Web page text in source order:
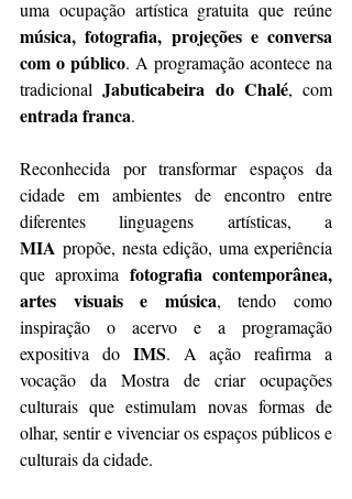
música, fotografia, projeções e conversa
com o público. A programação acontece na
tradicional Jabuticabeira do Chalé , com
entrada franca.
Reconhecida por transformar espaços da
cidade em ambientes de encontro entre
MIA propõe, nesta edição, uma experiência
que aproxima fotografia contemporânea,
artes visuais e música, tendo como
inspiração o acervo e a programação
expositiva do IMS. A ação reafirma a
vocação da Mostra de criar ocupações
culturais que estimulam novas formas de
olhar, sentir e vivenciar os espaços públicos e
culturais da cidade.